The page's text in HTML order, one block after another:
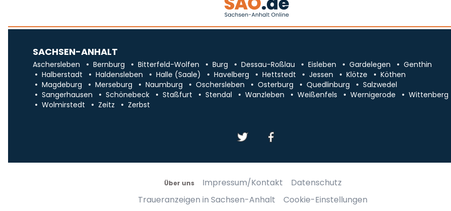
SACHSEN-ANHALT
Aschersleben Bernburg Bitterfeld-Wolfen Burg Dessau-Roßlau Eisleben Gardelegen
Genthin
Halberstadt
Haldensleben Halle (Saale) Havelberg Hettstedt Jessen Klötze
Köthen
Magdeburg
Merseburg Naumburg Oschersleben Osterburg Quedlinburg
Salzwedel
Sangerhausen
Schönebeck Staßfurt Stendal Wanzleben Weißenfels Wernigerode
Wittenberg
Wolmirstedt
Zeitz Zerbst
Über uns Impressum/Kontakt
Datenschutz
Traueranzeigen in Sachsen-Anhalt
Cookie-Einstellungen